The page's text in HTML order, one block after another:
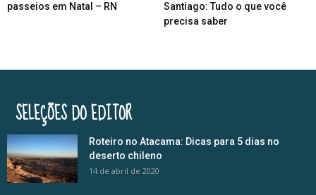
passeios em Natal – RN
Santiago: Tudo o que você
precisa saber
SELEÇÕES DO EDITOR
Roteiro no Atacama: Dicas para 5 dias no
deserto chileno
14 de abril de 2020